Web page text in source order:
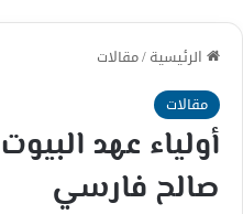
الرئيسية/مقالات
مقالات
أولياء عهد
صالح فارسي